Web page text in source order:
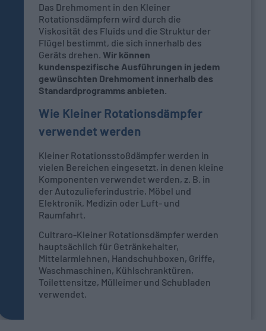
Das Drehmoment in den Kleiner
Rotationsdämpfern wird durch die
Viskosität des Fluids und die Struktur der
Flügel bestimmt, die sich innerhalb des
Geräts drehen. Wir können
kundenspezifische Ausführungen in jedem
gewünschten Drehmoment innerhalb des
Standardprogramms anbieten.
Wie Kleiner Rotationsdämpfer
verwendet werden
Kleiner Rotationsstoßdämpfer werden in
vielen Bereichen eingesetzt, in denen kleine
Komponenten verwendet werden, z. B. in
der Autozulieferindustrie, Möbel und
Elektronik, Medizin oder Luft- und
Raumfahrt.
Cultraro-Kleiner Rotationsdämpfer werden
hauptsächlich für Getränkehalter,
Mittelarmlehnen, Handschuhboxen, Griffe,
Waschmaschinen, Kühlschranktüren,
Toilettensitze, Mülleimer und Schubladen
verwendet.